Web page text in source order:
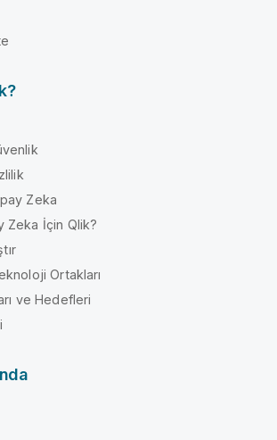
Zeka
Zeka İçin Qlik?
Ortakları
ve Hedefleri